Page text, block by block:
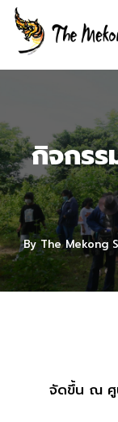
Skip
main
content
กิจกร
By The Mekong
จัดขึ้น ณ ศู